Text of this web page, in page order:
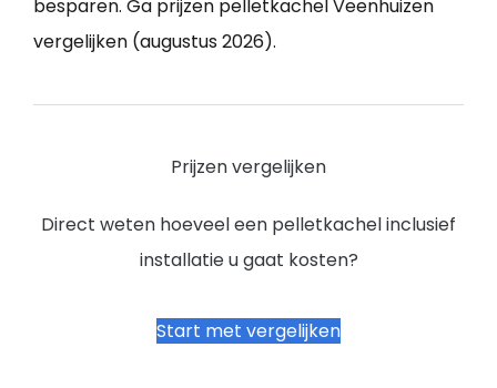
besparen. Ga prijzen pelletkachel Veenhuizen
vergelijken (augustus 2026).
Prijzen vergelijken
Direct weten hoeveel een pelletkachel inclusief
installatie u gaat kosten?
Start met vergelijken